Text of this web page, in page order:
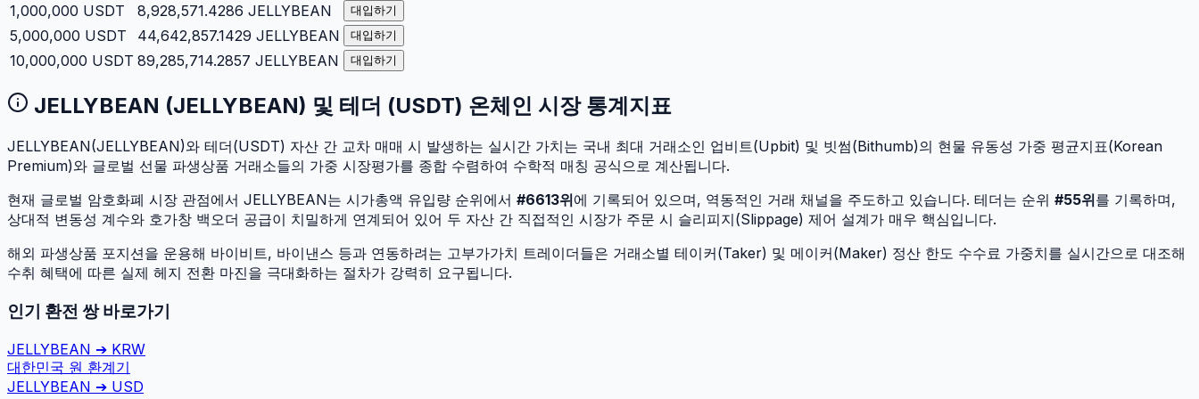
1,000,000 USDT 8,928,571.4286 JELLYBEAN 대입하기
5,000,000 USDT 44,642,857.1429 JELLYBEAN 대입하기
10,000,000 USDT 89,285,714.2857 JELLYBEAN 대입하기
JELLYBEAN (JELLYBEAN) 및 테더 (USDT) 온체인 시장 통계지표
JELLYBEAN(JELLYBEAN)와 테더(USDT) 자산 간 교차 매매 시 발생하는 실시간 가치는 국내 최대 거래소인 업비트(Upbit) 및 빗썸(Bithumb)의 현물 유동성 가중 평균지표(Korean
Premium)와 글로벌 선물 파생상품 거래소들의 가중 시장평가를 종합 수렴하여 수학적 매칭 공식으로 계산됩니다.
현재 글로벌 암호화폐 시장 관점에서 JELLYBEAN는 시가총액 유입량 순위에서 #6613위에 기록되어 있으며, 역동적인 거래 채널을 주도하고 있습니다. 테더는 순위 #55위를 기록하며,
상대적 변동성 계수와 호가창 백오더 공급이 치밀하게 연계되어 있어 두 자산 간 직접적인 시장가 주문 시 슬리피지(Slippage) 제어 설계가 매우 핵심입니다.
해외 파생상품 포지션을 운용해 바이비트, 바이낸스 등과 연동하려는 고부가가치 트레이더들은 거래소별 테이커(Taker) 및 메이커(Maker) 정산 한도 수수료 가중치를 실시간으로 대조해
수취 혜택에 따른 실제 헤지 전환 마진을 극대화하는 절차가 강력히 요구됩니다.
인기 환전 쌍 바로가기
JELLYBEAN ➔ KRW
대한민국 원 환계기
JELLYBEAN ➔ USD